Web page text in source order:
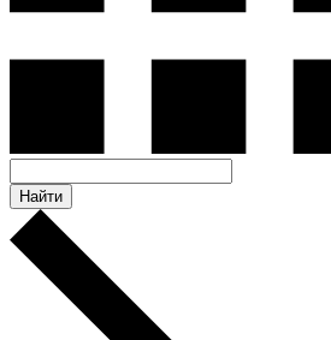
Найти